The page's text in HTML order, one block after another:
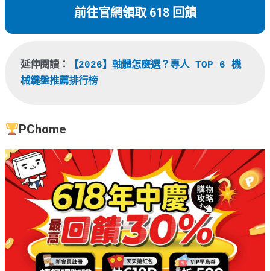
前往官網領取 618 回饋
延伸閱讀：
【2026】軸體怎麼選？專人 TOP 6 機
械鍵盤推薦排行榜
PChome